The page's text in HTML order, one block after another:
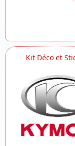
Kit Déco et